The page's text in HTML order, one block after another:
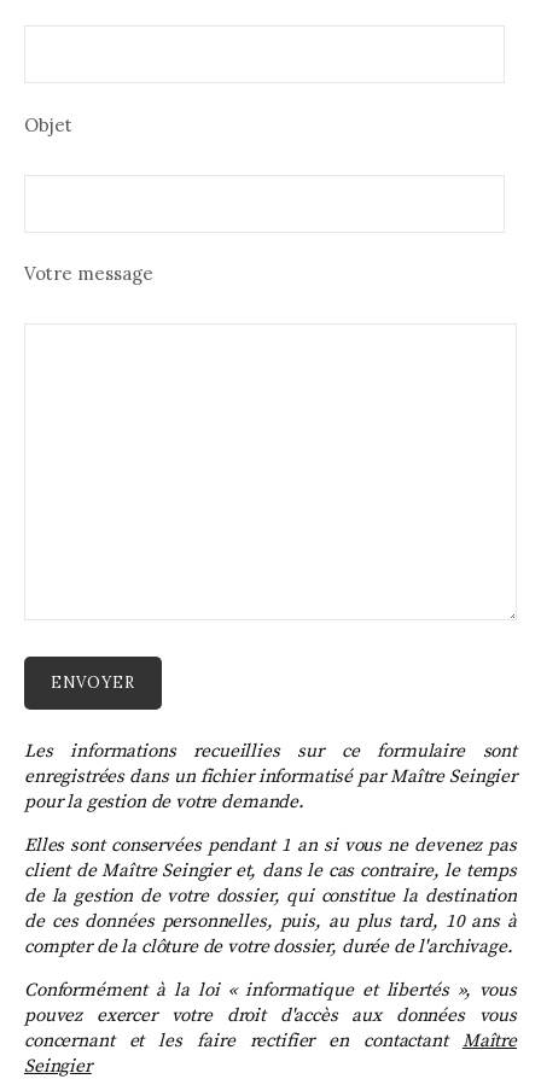
Objet
Votre message
Les informations recueillies sur ce formulaire sont
enregistrées dans un fichier informatisé par Maître Seingier
pour la gestion de votre demande.
Elles sont conservées pendant 1 an si vous ne devenez pas
client de Maître Seingier et, dans le cas contraire, le temps
de la gestion de votre dossier, qui constitue la destination
de ces données personnelles, puis, au plus tard, 10 ans à
compter de la clôture de votre dossier, durée de l'archivage.
Conformément à la loi « informatique et libertés », vous
pouvez exercer votre droit d'accès aux données vous
concernant et les faire rectifier en contactant Maître
Seingier